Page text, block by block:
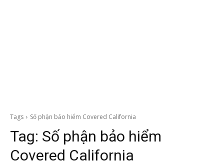
Tags Số phận bảo hiểm Covered California
Tag: Số phận bảo hiểm
Covered California